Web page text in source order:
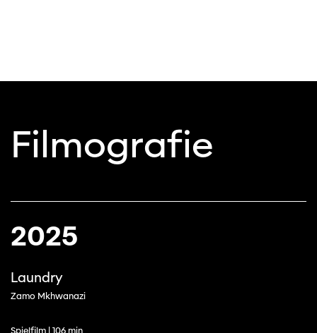
Filmografie
2025
Laundry
Zamo Mkhwanazi
Spielfilm | 106 min